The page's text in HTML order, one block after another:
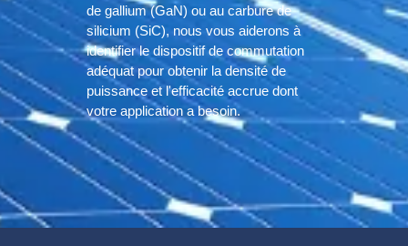
de gallium (GaN) ou au carbure de
silicium (SiC), nous vous aiderons à
identifier le dispositif de commutation
adéquat pour obtenir la densité de
puissance et l'efficacité accrue dont
votre application a besoin.